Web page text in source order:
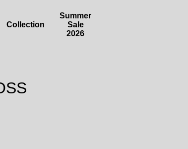
Сollection
Summer
Sale
2026